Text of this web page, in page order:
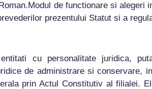
de functionare si alegeri
prezentului Statut si a
cu personalitate juridica,
de administrare si conservare,
prin Actul Constitutiv al filialei.